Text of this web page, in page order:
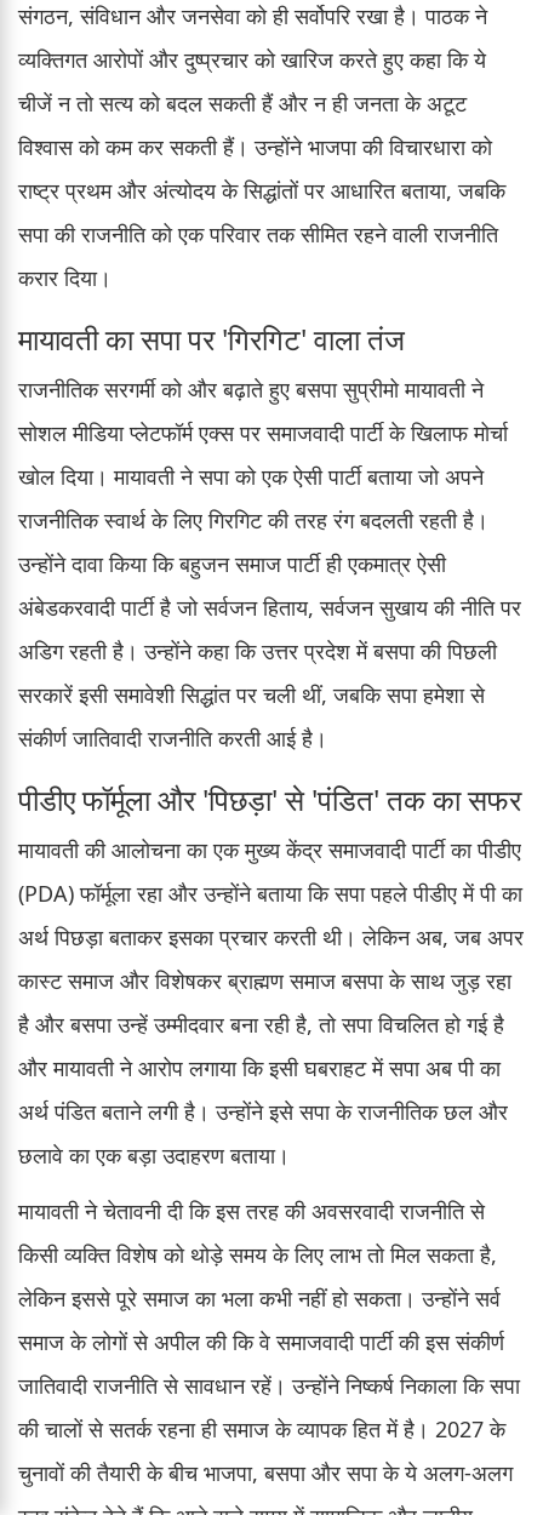
संगठन, संविधान और जनसेवा को ही सर्वोपरि रखा है। पाठक ने
व्यक्तिगत आरोपों और दुष्प्रचार को खारिज करते हुए कहा कि ये
चीजें न तो सत्य को बदल सकती हैं और न ही जनता के अटूट
विश्वास को कम कर सकती हैं। उन्होंने भाजपा की विचारधारा को
राष्ट्र प्रथम और अंत्योदय के सिद्धांतों पर आधारित बताया, जबकि
सपा की राजनीति को एक परिवार तक सीमित रहने वाली राजनीति
करार दिया।
मायावती का सपा पर 'गिरगिट' वाला तंज
राजनीतिक सरगर्मी को और बढ़ाते हुए बसपा सुप्रीमो मायावती ने
सोशल मीडिया प्लेटफॉर्म एक्स पर समाजवादी पार्टी के खिलाफ मोर्चा
खोल दिया। मायावती ने सपा को एक ऐसी पार्टी बताया जो अपने
राजनीतिक स्वार्थ के लिए गिरगिट की तरह रंग बदलती रहती है।
उन्होंने दावा किया कि बहुजन समाज पार्टी ही एकमात्र ऐसी
अंबेडकरवादी पार्टी है जो सर्वजन हिताय, सर्वजन सुखाय की नीति पर
अडिग रहती है। उन्होंने कहा कि उत्तर प्रदेश में बसपा की पिछली
सरकारें इसी समावेशी सिद्धांत पर चली थीं, जबकि सपा हमेशा से
संकीर्ण जातिवादी राजनीति करती आई है।
पीडीए फॉर्मूला और 'पिछड़ा' से 'पंडित' तक का सफर
मायावती की आलोचना का एक मुख्य केंद्र समाजवादी पार्टी का पीडीए
(PDA) फॉर्मूला रहा और उन्होंने बताया कि सपा पहले पीडीए में पी का
अर्थ पिछड़ा बताकर इसका प्रचार करती थी। लेकिन अब, जब अपर
कास्ट समाज और विशेषकर ब्राह्मण समाज बसपा के साथ जुड़ रहा
है और बसपा उन्हें उम्मीदवार बना रही है, तो सपा विचलित हो गई है
और मायावती ने आरोप लगाया कि इसी घबराहट में सपा अब पी का
अर्थ पंडित बताने लगी है। उन्होंने इसे सपा के राजनीतिक छल और
छलावे का एक बड़ा उदाहरण बताया।
मायावती ने चेतावनी दी कि इस तरह की अवसरवादी राजनीति से
किसी व्यक्ति विशेष को थोड़े समय के लिए लाभ तो मिल सकता है,
लेकिन इससे पूरे समाज का भला कभी नहीं हो सकता। उन्होंने सर्व
समाज के लोगों से अपील की कि वे समाजवादी पार्टी की इस संकीर्ण
जातिवादी राजनीति से सावधान रहें। उन्होंने निष्कर्ष निकाला कि सपा
की चालों से सतर्क रहना ही समाज के व्यापक हित में है। 2027 के
चुनावों की तैयारी के बीच भाजपा, बसपा और सपा के ये अलग-अलग